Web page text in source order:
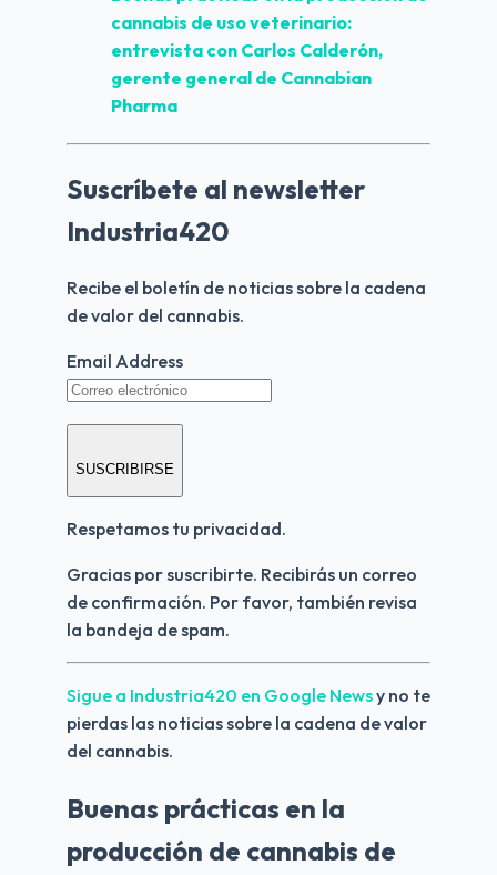
cannabis de uso veterinario:
entrevista con Carlos Calderón,
gerente general de Cannabian
Pharma
Suscríbete al newsletter
Industria420
Recibe el boletín de noticias sobre la cadena
de valor del cannabis.
Email Address
SUSCRIBIRSE
Respetamos tu privacidad.
Gracias por suscribirte. Recibirás un correo
de confirmación. Por favor, también revisa
la bandeja de spam.
Sigue a Industria420 en Google News y no te
pierdas las noticias sobre la cadena de valor
del cannabis.
Buenas prácticas en la
producción de cannabis de